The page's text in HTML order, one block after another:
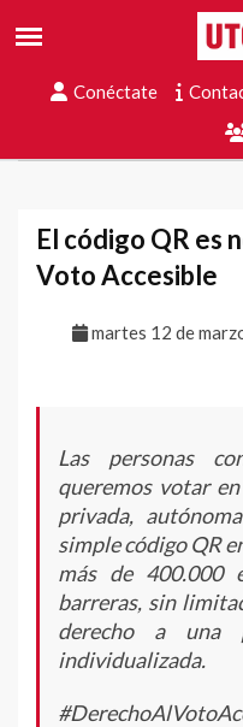
Conéctate
El código QR es
Voto Accesible
martes 12 de
Las personas
queremos votar
privada,
simple código QR
más de 400.000
barreras, sin
derecho a una
individualizada.